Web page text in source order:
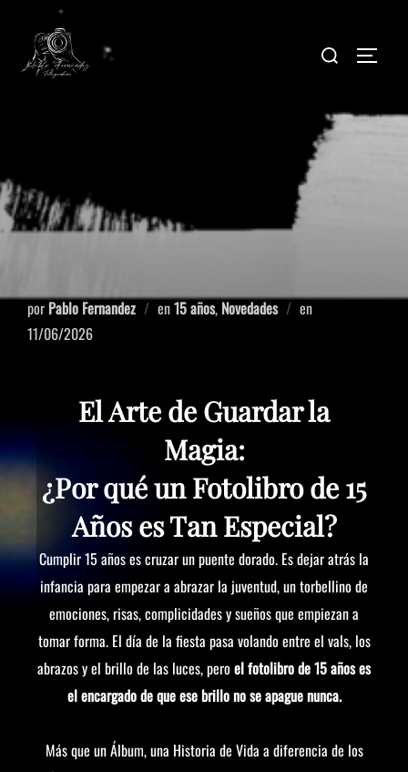
por Pablo Fernandez en15 años, Novedades
en
11/06/2026
El Arte de Guardar la
Magia:
¿Por qué un Fotolibro de 15
Años es Tan Especial?
Cumplir 15 años es cruzar un puente dorado. Es dejar atrás la
infancia para empezar a abrazar la juventud, un torbellino de
emociones, risas, complicidades y sueños que empiezan a
tomar forma. El día de la fiesta pasa volando entre el vals, los
abrazos y el brillo de las luces, peroel fotolibro de 15 años es
el encargado de que ese brillo no se apague nunca.
Más que un Álbum, una Historia de Vida a diferencia de los